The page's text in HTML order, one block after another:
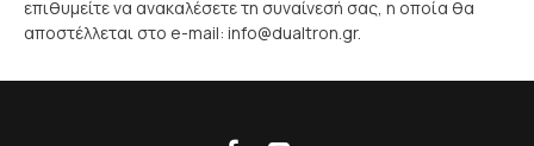
επιθυμείτε να ανακαλέσετε τη συναίνεσή σας, η οποία θα
αποστέλλεται στο e-mail: info@dualtron.gr.